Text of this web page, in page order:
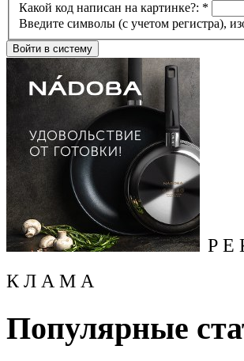
Какой код написан на картинке?: *
Введите символы (с учетом регистра),
Р Е
К Л А М А
Популярные